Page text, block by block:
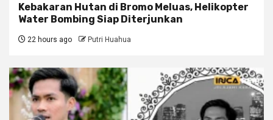
Kebakaran Hutan di Bromo Meluas, Helikopter
Water Bombing Siap Diterjunkan
22 hours ago Putri Huahua